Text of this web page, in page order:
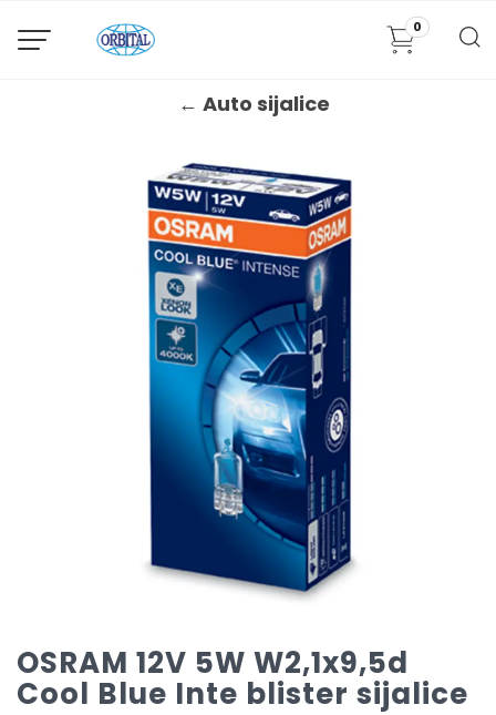
0
← Auto sijalice
OSRAM 12V 5W W2,1x9,5d
Cool Blue Inte blister sijalice